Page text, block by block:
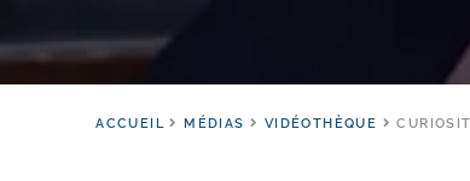
ACCUEIL MÉDIAS VIDÉOTHÈQUE